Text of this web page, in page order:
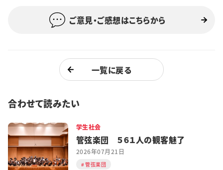
ご意見・ご感想はこちらから
一覧に戻る
合わせて読みたい
学生社会
管弦楽団 ５６１人の観客魅了
2026年07月21日
管弦楽団